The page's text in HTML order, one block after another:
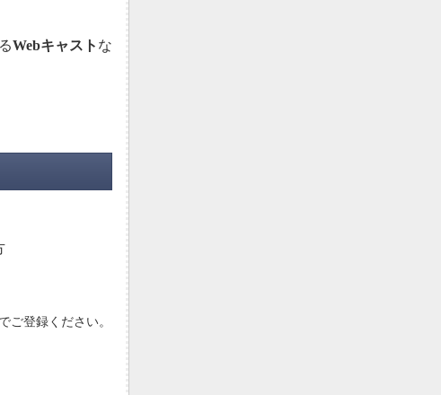
Webキャスト な
ご登録ください。